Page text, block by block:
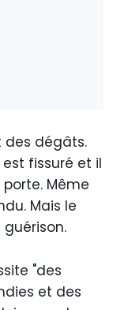
des dégâts.
fissuré et il
Même
Mais le
"des
et des